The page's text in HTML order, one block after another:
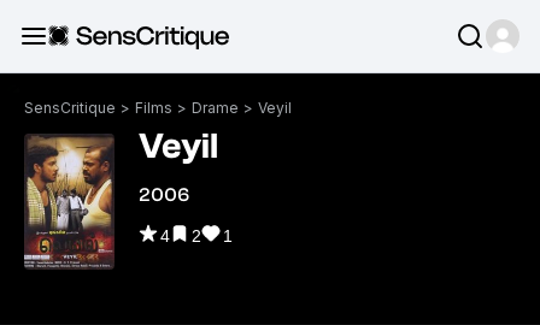
SensCritique > Films > Drame > Veyil
Veyil
2006
4 2 1